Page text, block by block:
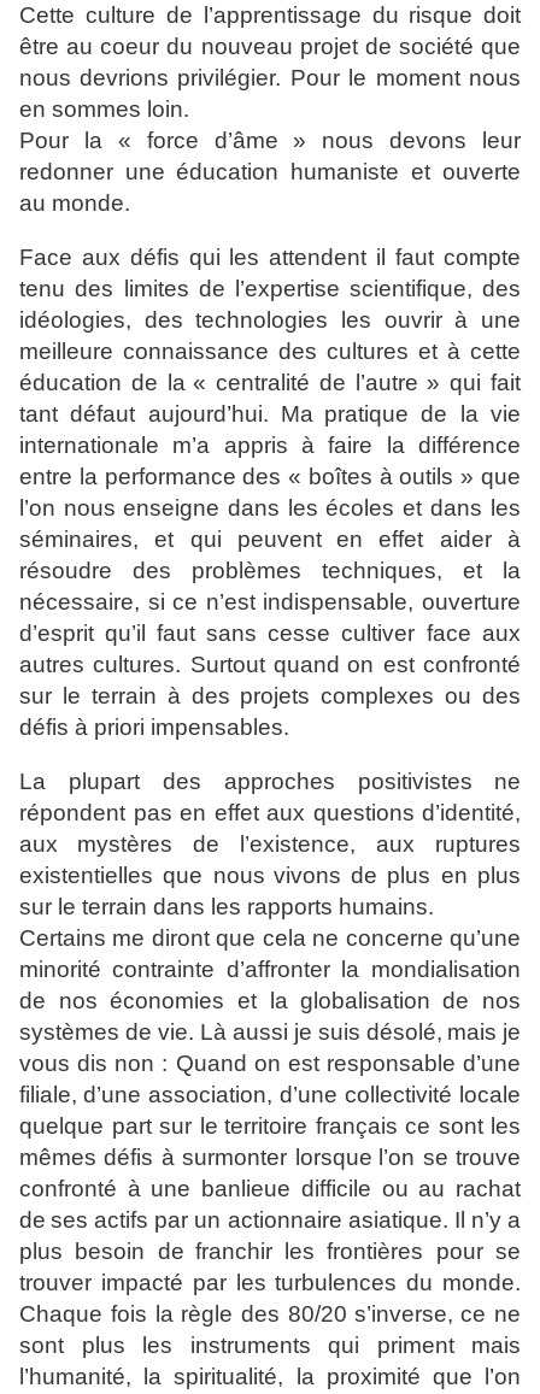
Cette culture de l’apprentissage du risque doit
être au coeur du nouveau projet de société que
nous devrions privilégier. Pour le moment nous
en sommes loin.
Pour la « force d’âme » nous devons leur
redonner une éducation humaniste et ouverte
au monde.
Face aux défis qui les attendent il faut compte
tenu des limites de l’expertise scientifique, des
idéologies, des technologies les ouvrir à une
meilleure connaissance des cultures et à cette
éducation de la « centralité de l’autre » qui fait
tant défaut aujourd’hui. Ma pratique de la vie
internationale m’a appris à faire la différence
entre la performance des « boîtes à outils » que
l’on nous enseigne dans les écoles et dans les
séminaires, et qui peuvent en effet aider à
résoudre des problèmes techniques, et la
nécessaire, si ce n’est indispensable, ouverture
d’esprit qu’il
faut sans cesse cultiver face aux
autres cultures. Surtout quand on est confronté
sur le terrain à des projets complexes ou des
défis à priori impensables.
La plupart des approches positivistes
ne
répondent pas en effet aux questions d’identité,
aux
mystères de l’existence, aux ruptures
existentielles que nous vivons de plus en plus
sur le terrain dans les rapports humains.
Certains me diront que cela ne concerne qu’une
minorité contrainte d’affronter la mondialisation
de nos économies et la globalisation de nos
systèmes de vie. Là aussi je suis désolé, mais je
vous dis non : Quand on est responsable d’une
filiale, d’une association, d’une collectivité locale
quelque part sur le territoire français ce sont les
mêmes défis à surmonter lorsque l’on se trouve
confronté à une banlieue difficile ou au rachat
de ses actifs par un actionnaire asiatique. Il n’y a
plus besoin de franchir les frontières pour se
trouver impacté par les turbulences du monde.
Chaque fois la règle des 80/20 s’inverse, ce ne
sont plus les instruments qui priment mais
l’humanité, la spiritualité, la proximité que l’on